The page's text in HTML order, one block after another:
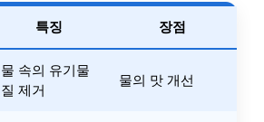
특징 장점
물 속의 유기물
질 제거
물의 맛 개선